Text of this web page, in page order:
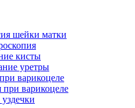
шейки матки
кисты
уретры
варикоцеле
при варикоцеле